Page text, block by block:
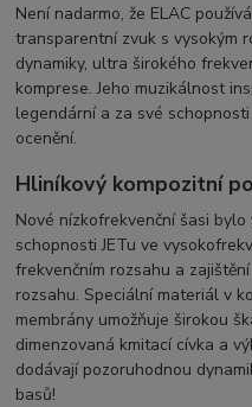
Není nadarmo, že ELAC
transparentní zvuk s vysokým
dynamiky, ultra širokého
komprese. Jeho muzikálnost
legendární a za své
ocenění.
Hliníkový kompozitní
Nové nízkofrekvenční šasi
schopnosti JETu ve
frekvenčním rozsahu a
rozsahu. Speciální materiál v
membrány umožňuje širokou
dimenzovaná kmitací cívka a
dodávají pozoruhodnou
basů!